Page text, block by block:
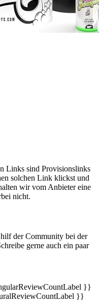
Links sind Provisionslinks
solchen Link klickst und
wir vom Anbieter eine
nicht.
der Community bei der
gerne auch ein paar
}}
}}